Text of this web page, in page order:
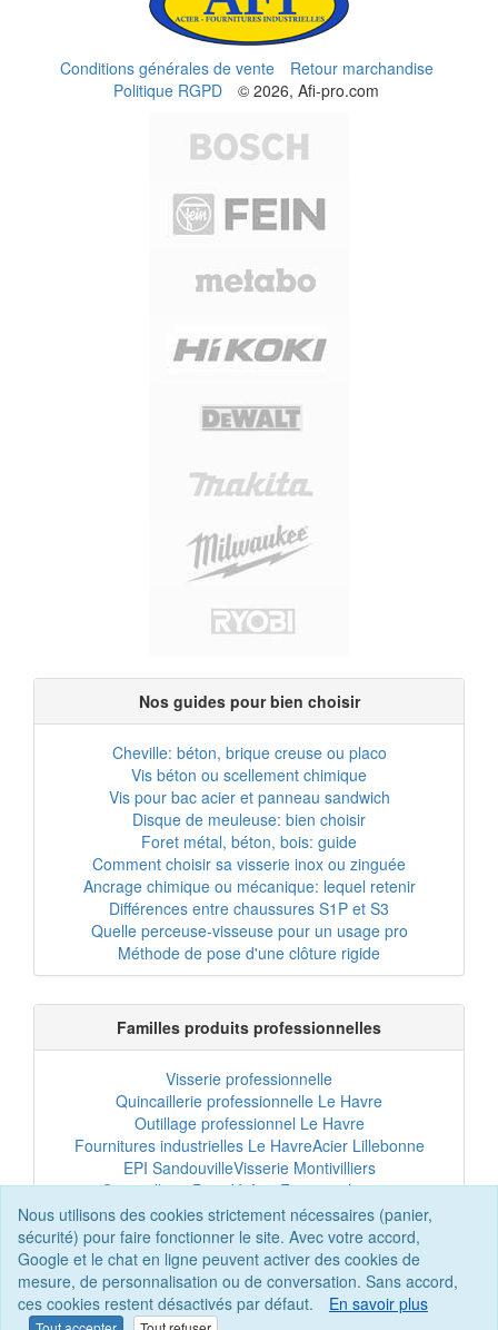
Nous utilisons des cookies strictement nécessaires (panier,
sécurité) pour faire fonctionner le site. Avec votre accord,
Google et le chat en ligne peuvent activer des cookies de
mesure, de personnalisation ou de conversation. Sans accord,
ces cookies restent désactivés par défaut.
En savoir plus
Conditions générales de vente
Retour marchandise
Politique RGPD
© 2026, Afi-pro.com
Nos guides pour bien choisir
Cheville: béton, brique creuse ou placo
Vis béton ou scellement chimique
Vis pour bac acier et panneau sandwich
Disque de meuleuse: bien choisir
Foret métal, béton, bois: guide
Comment choisir sa visserie inox ou zinguée
Ancrage chimique ou mécanique: lequel retenir
Différences entre chaussures S1P et S3
Quelle perceuse-visseuse pour un usage pro
Méthode de pose d'une clôture rigide
Familles produits professionnelles
Visserie professionnelle
Quincaillerie professionnelle Le Havre
Outillage professionnel Le Havre
Fournitures industrielles Le HavreAcier Lillebonne
EPI SandouvilleVisserie Montivilliers
Quincaillerie Port-JérômeFixation chantier
EPI professionnelOutillage maintenance
Acier professionnelTôles et bardage
Scellement chimiqueClôtures Le Havre